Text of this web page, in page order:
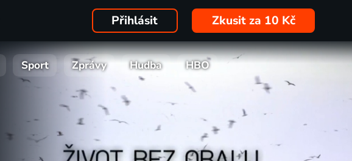
Přihlásit Zkusit za 10 Kč
Sport Zprávy Hudba HBO